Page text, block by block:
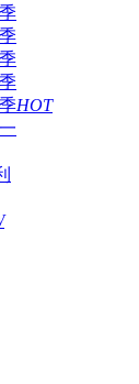
HOT